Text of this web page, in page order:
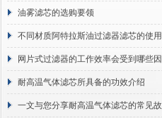
中的杂质和油脂浓度升高
油雾滤芯的选购要领
不同材质阿特拉斯油过滤器滤芯的使用
周期区别介绍
网片式过滤器的工作效率会受到哪些因
素的影响？
耐高温气体滤芯所具备的功效介绍
一文与您分享耐高温气体滤芯的常见故